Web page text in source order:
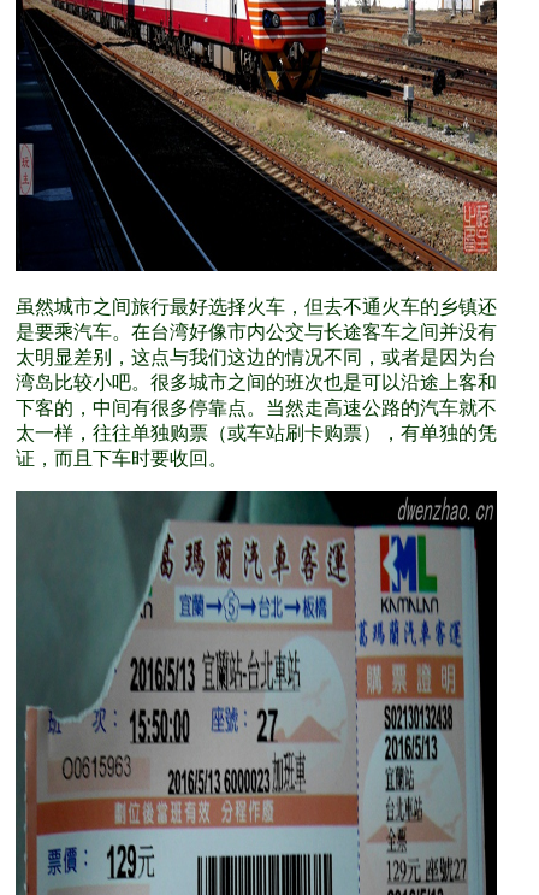
虽然城市之间旅行最好选择火车，但去不通火车的乡镇还
是要乘汽车。在台湾好像市内公交与长途客车之间并没有
太明显差别，这点与我们这边的情况不同，或者是因为台
湾岛比较小吧。很多城市之间的班次也是可以沿途上客和
下客的，中间有很多停靠点。当然走高速公路的汽车就不
太一样，往往单独购票（或车站刷卡购票），有单独的凭
证，而且下车时要收回。